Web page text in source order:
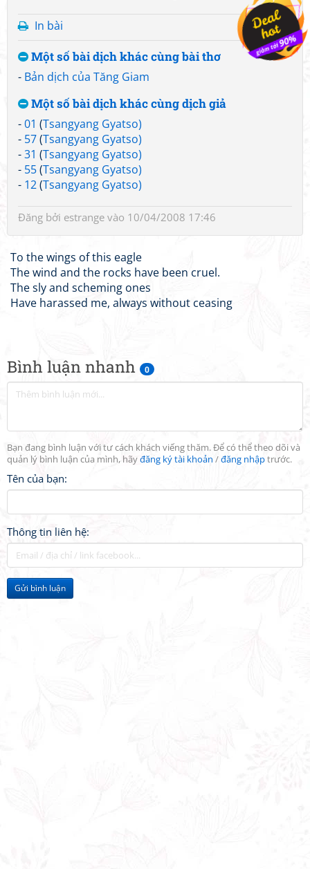
Bình luận nhanh 0
Bạn đang bình luận với tư cách khách viếng thăm. Để có thể theo dõi và
quản lý bình luận của mình, hãyđăng ký tài khoản /đăng nhậptrước.
Tên của bạn:
Thông tin liên hệ:
Gửi bình luận
In bài
Một số bài dịch khác cùng bài thơ
- Bản dịch của Tăng Giam
Một số bài dịch khác cùng dịch giả
-01 (Tsangyang Gyatso)
- 57(Tsangyang Gyatso)
-31 (Tsangyang Gyatso)
- 55(Tsangyang Gyatso)
- 12(Tsangyang Gyatso)
Đăng bởi estrange vào 10/04/2008 17:46
To the wings of this eagle
The wind and the rocks have been cruel.
The sly and scheming ones
Have harassed me, always without ceasing